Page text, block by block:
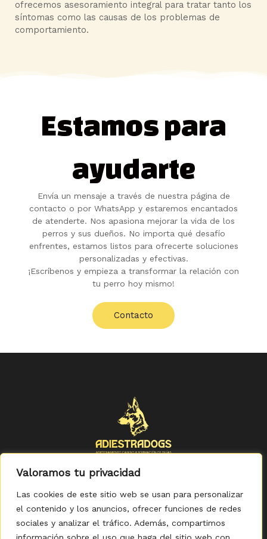
Valoramos tu privacidad
Las cookies de este sitio web se usan para personalizar
el contenido y los anuncios, ofrecer funciones de redes
sociales y analizar el tráfico. Además, compartimos
ofrecemos asesoramiento integral para tratar tanto los
síntomas como las causas de los problemas de
comportamiento.
Estamos para
ayudarte
Envía un mensaje a través de nuestra página de
contacto o por WhatsApp y estaremos encantados
de atenderte. Nos apasiona mejorar la vida de los
perros y sus dueños. No importa qué desafío
enfrentes, estamos listos para ofrecerte soluciones
personalizadas y efectivas.
¡Escríbenos y empieza a transformar la relación con
tu perro hoy mismo!
Contacto
Política de Privacidad -Política de Cookies-Aviso legal